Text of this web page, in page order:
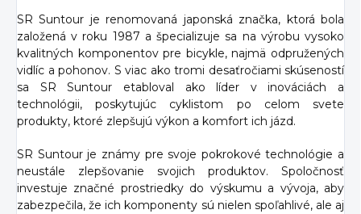
SR Suntour je renomovaná japonská značka, ktorá bola
založená v roku 1987 a špecializuje sa na výrobu vysoko
kvalitných komponentov pre bicykle, najmä odpružených
vidlíc a pohonov. S viac ako tromi desaťročiami skúseností
sa SR Suntour etabloval ako líder v inováciách a
technológii, poskytujúc cyklistom po celom svete
produkty, ktoré zlepšujú výkon a komfort ich jázd.
SR Suntour je známy pre svoje pokrokové technológie a
neustále zlepšovanie svojich produktov. Spoločnosť
investuje značné prostriedky do výskumu a vývoja, aby
zabezpečila, že ich komponenty sú nielen spoľahlivé, ale aj